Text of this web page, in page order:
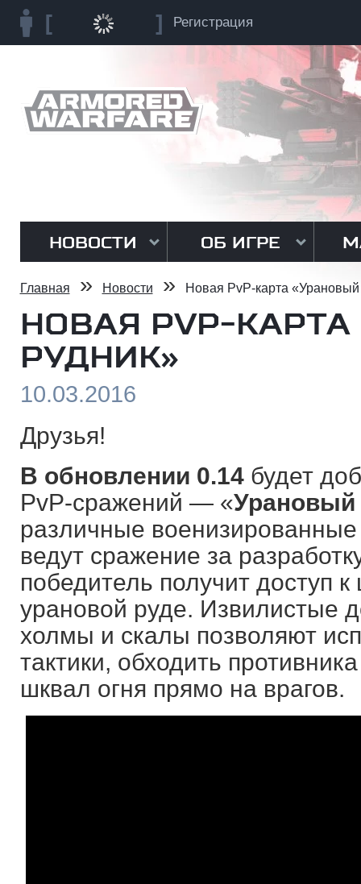
Регистрация
НОВОСТИ ОБ ИГРЕ
Главная » Новости » Новая PvP-карта «Урановый
НОВАЯ PVP-
РУДНИК»
10.03.2016
Друзья!
В обновлении 0.14 будет
PvP-сражений — «Урановый
различные
ведут сражение за
победитель получит доступ
урановой руде. Извилистые
холмы и скалы позволяют
тактики, обходить
шквал огня прямо на врагов.